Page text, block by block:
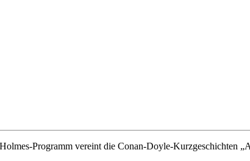
Programm vereint die Conan-Doyle-Kurzgeschichten